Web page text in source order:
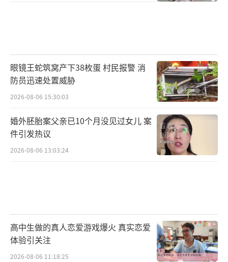
眼镜王蛇筑窝产下38枚蛋 村民报警 消
防员迅速处置威胁
2026-08-06 15:30:03
婚外胚胎案父亲已10个月没见过女儿 案
件引发热议
2026-08-06 13:03:24
高中生做的真人恋爱游戏爆火 真实恋爱
体验引关注
2026-08-06 11:18:25